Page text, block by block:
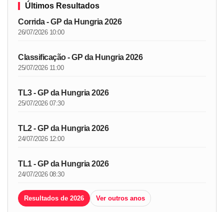
Últimos Resultados
Corrida - GP da Hungria 2026
26/07/2026 10:00
Classificação - GP da Hungria 2026
25/07/2026 11:00
TL3 - GP da Hungria 2026
25/07/2026 07:30
TL2 - GP da Hungria 2026
24/07/2026 12:00
TL1 - GP da Hungria 2026
24/07/2026 08:30
Resultados de 2026 Ver outros anos